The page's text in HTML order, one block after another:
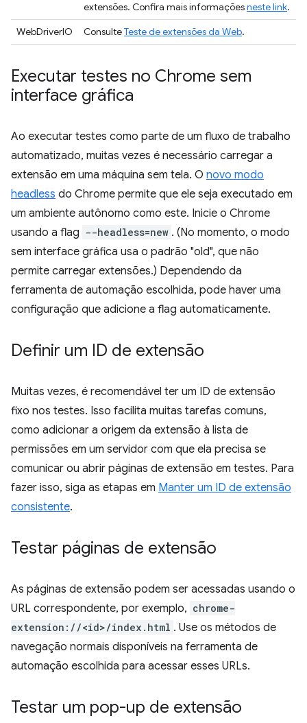
extensões. Confira mais informaçõesneste link.
WebDriverIO
ConsulteTeste de extensões da Web.
Executar testes no Chrome sem
interface gráfica
Ao executar testes como parte de um fluxo de trabalho
automatizado, muitas vezes é necessário carregar a
extensão em uma máquina sem tela. O novo modo
headless do Chrome permite que ele seja executado em
um ambiente autônomo como este. Inicie o Chrome
usando a flag --headless=new . (No momento, o modo
sem interface gráfica usa o padrão "old", que não
permite carregar extensões.) Dependendo da
ferramenta de automação escolhida, pode haver uma
configuração que adicione a flag automaticamente.
Definir um ID de extensão
Muitas vezes, é recomendável ter um ID de extensão
fixo nos testes. Isso facilita muitas tarefas comuns,
como adicionar a origem da extensão à lista de
permissões em um servidor com que ela precisa se
comunicar ou abrir páginas de extensão em testes. Para
fazer isso, siga as etapas em Manter um ID de extensão
consistente.
Testar páginas de extensão
As páginas de extensão podem ser acessadas usando o
URL correspondente, por exemplo, chrome-
extension://<id>/index.html . Use os métodos de
navegação normais disponíveis na ferramenta de
automação escolhida para acessar esses URLs.
Testar um pop-up de extensão